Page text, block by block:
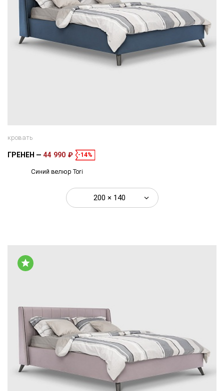
кровать
ГРЕНЕН 44 990 ₽ -14%
Синий велюр Tori
200 × 140